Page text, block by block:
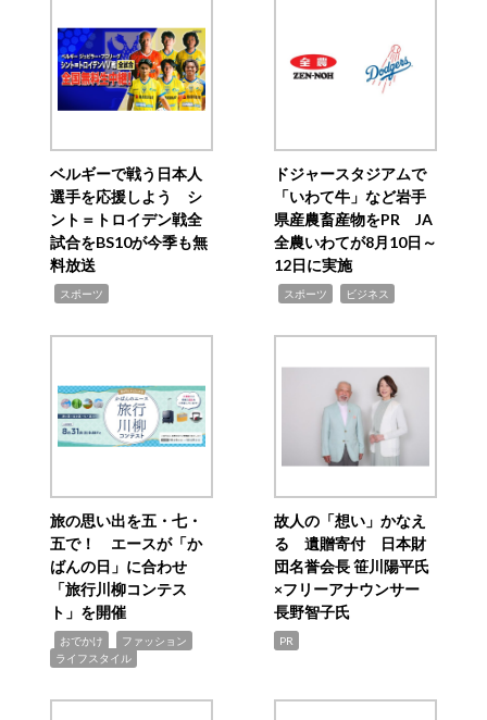
ベルギーで戦う日本人
選手を応援しよう シ
ント＝トロイデン戦全
試合をBS10が今季も無
料放送
スポーツ
ドジャースタジアムで
「いわて牛」など岩手
県産農畜産物をPR JA
全農いわてが8月10日～
12日に実施
スポーツ ビジネス
旅の思い出を五・七・
五で！ エースが「か
ばんの日」に合わせ
「旅行川柳コンテス
ト」を開催
おでかけ ファッション
ライフスタイル
故人の「想い」かなえ
る 遺贈寄付 日本財
団名誉会長 笹川陽平氏
×フリーアナウンサー
長野智子氏
PR